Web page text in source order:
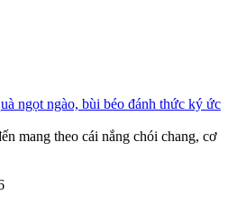
ngọt ngào, bùi béo đánh thức ký ức
mang theo cái nắng chói chang, cơ